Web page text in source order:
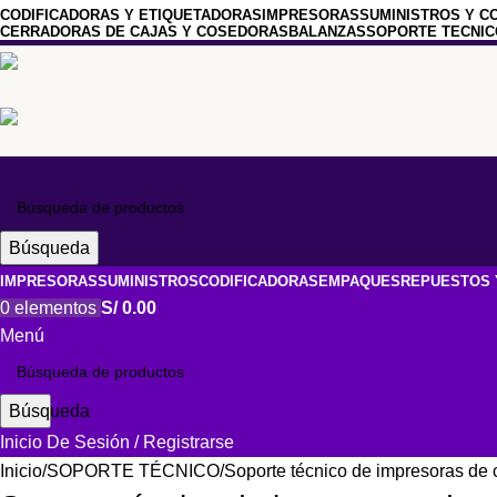
CODIFICADORAS Y ETIQUETADORAS IMPRESORASSUMINISTROS Y
CERRADORAS DE CAJAS Y COSEDORAS BALANZASSOPORTE
Búsqueda
IMPRESORASSUMINISTROSCODIFICADORAS EMPAQUES REPUESTOS
0 elementos S/0.00
Menú
Búsqueda
Inicio De Sesión / Registrarse
Inicio SOPORTE TÉCNICO Soporte técnico de impresoras de